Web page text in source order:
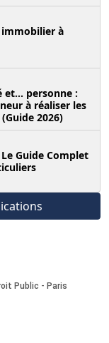
à
et... personne :
à réaliser les
2026)
Guide Complet